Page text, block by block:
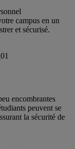
campus en un
et sécurisé.
encombrantes
peuvent se
la sécurité de